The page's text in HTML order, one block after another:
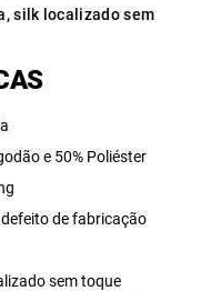
silk localizado sem
e 50% Poliéster
de fabricação
sem toque